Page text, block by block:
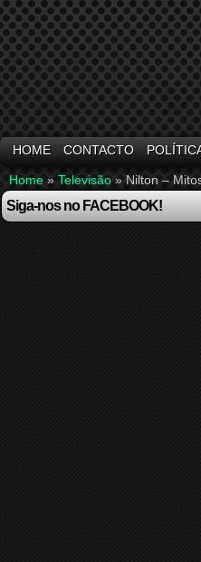
HOME CONTACTO
Home » Televisão » Nilton –
Siga-nos no FACEBOOK!